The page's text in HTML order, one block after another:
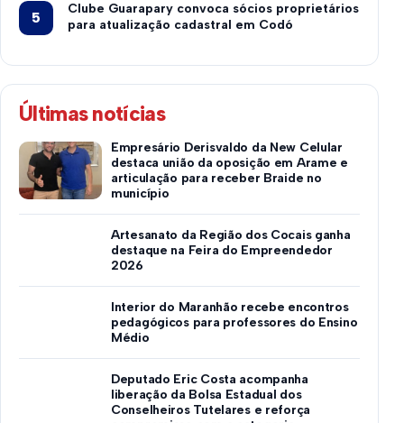
Clube Guarapary convoca sócios proprietários
para atualização cadastral em Codó
Últimas notícias
Empresário Derisvaldo da New Celular
destaca união da oposição em Arame e
articulação para receber Braide no
município
Artesanato da Região dos Cocais ganha
destaque na Feira do Empreendedor
2026
Interior do Maranhão recebe encontros
pedagógicos para professores do Ensino
Médio
Deputado Eric Costa acompanha
liberação da Bolsa Estadual dos
Conselheiros Tutelares e reforça